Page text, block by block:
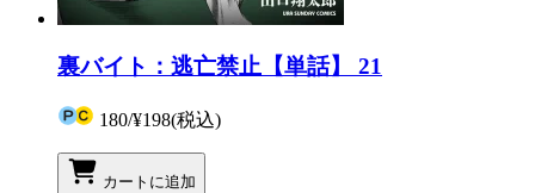
裏バイト：逃亡禁止【単話】 21
180/¥198(税込)
カートに追加